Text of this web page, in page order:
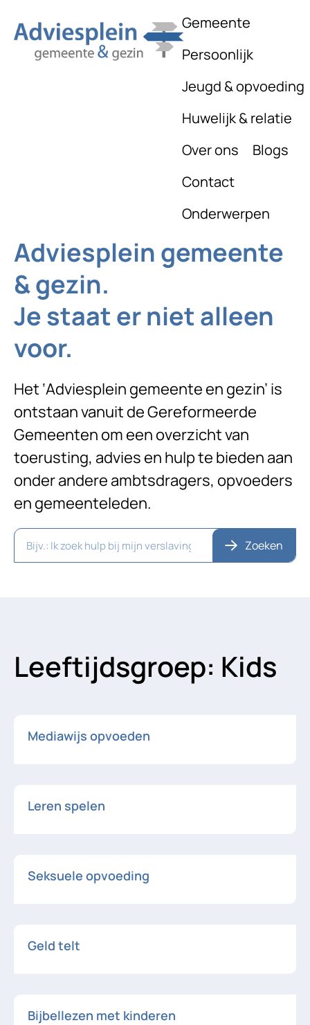
Gemeente
Persoonlijk
Jeugd & opvoeding
Huwelijk & relatie
Over ons
Blogs
Contact
Onderwerpen
Adviesplein gemeente
& gezin.
Je staat er niet alleen
voor.
Het ‘Adviesplein gemeente en gezin’ is
ontstaan vanuit de Gereformeerde
Gemeenten om een overzicht van
toerusting, advies en hulp te bieden aan
onder andere ambtsdragers, opvoeders
en gemeenteleden.
Zoeken
Leeftijdsgroep: Kids
Mediawijs opvoeden
Leren spelen
Seksuele opvoeding
Geld telt
Bijbellezen met kinderen